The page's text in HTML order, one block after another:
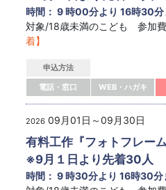
時間： 9 時00分より 16時30分
対象/18歳未満のこども 参加
着】
申込方法
電話・窓口
WEB・ハガキ
2026 09月01日～09月30日
有料工作『フォトフレー
※9月１日より先着30人
時間： 9 時30分より 16時30分